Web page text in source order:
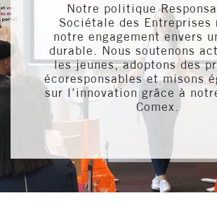
Notre politique
Sociétale des Entreprises
notre engagement envers
durable. Nous soutenons
les jeunes, adoptons des
écoresponsables et misons
sur l’innovation grâce à
Comex.